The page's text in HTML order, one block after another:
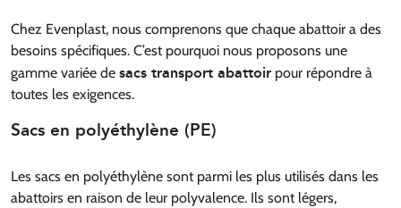
Chez Evenplast, nous comprenons que chaque abattoir a des
besoins spécifiques. C’est pourquoi nous proposons une
gamme variée de sacs transport abattoir pour répondre à
toutes les exigences.
Sacs en polyéthylène (PE)
Les sacs en polyéthylène sont parmi les plus utilisés dans les
abattoirs en raison de leur polyvalence. Ils sont légers,